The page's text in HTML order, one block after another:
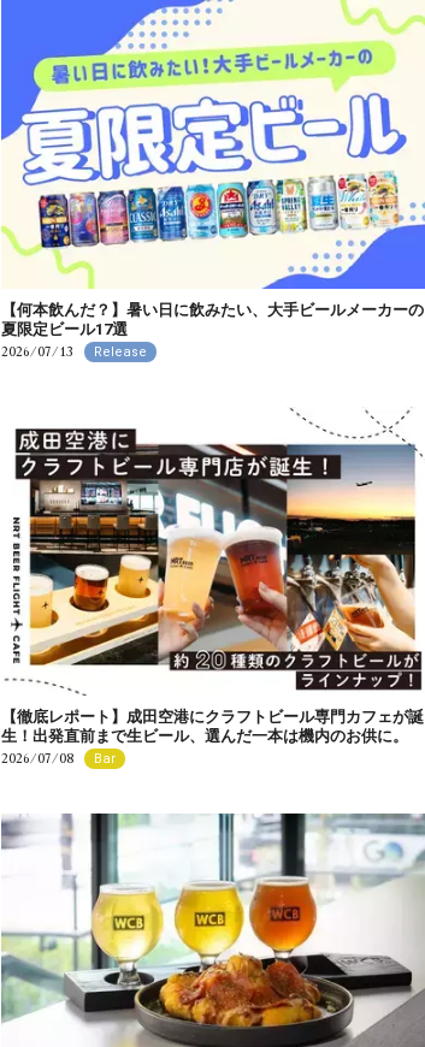
【何本飲んだ？】暑い日に飲みたい、大手ビールメーカーの
夏限定ビール17選
2026/07/13 Release
【徹底レポート】成田空港にクラフトビール専門カフェが誕
生！出発直前まで生ビール、選んだ一本は機内のお供に。
2026/07/08 Bar